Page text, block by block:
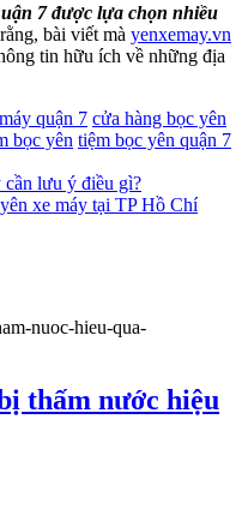
7 được lựa chọn nhiều
bài viết mà yenxemay.vn
tin hữu ích về những địa
quận 7 cửa hàng bọc yên
bọc yên tiệm bọc yên quận 7
cần lưu ý điều gì?
xe máy tại TP Hồ Chí
thấm nước hiệu